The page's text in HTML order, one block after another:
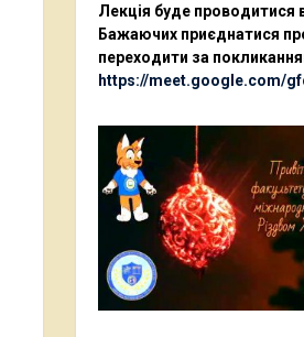
Лекція буде проводитися
Бажаючих приєднатися
переходити за
https://meet.google.com/